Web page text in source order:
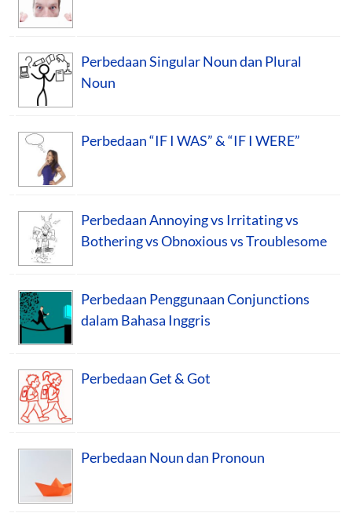
Perbedaan Singular Noun dan Plural
Noun
Perbedaan “IF I WAS” & “IF I WERE”
Perbedaan Annoying vs Irritating vs
Bothering vs Obnoxious vs Troublesome
Perbedaan Penggunaan Conjunctions
dalam Bahasa Inggris
Perbedaan Get & Got
Perbedaan Noun dan Pronoun